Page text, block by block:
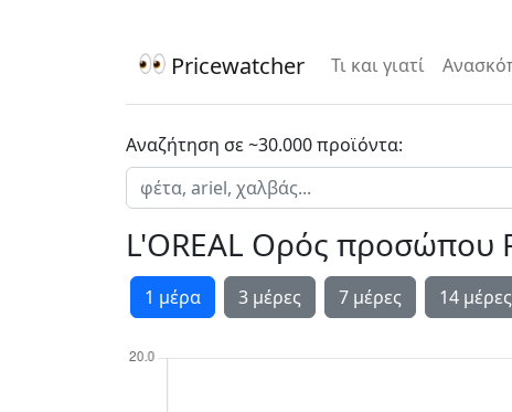
Pricewatcher Τι και γιατί
Αναζήτηση σε ~30.000 προϊόντα:
L'OREAL Ορός προσώπου
1 μέρα 3 μέρες 7 μέρες 14 μέρες